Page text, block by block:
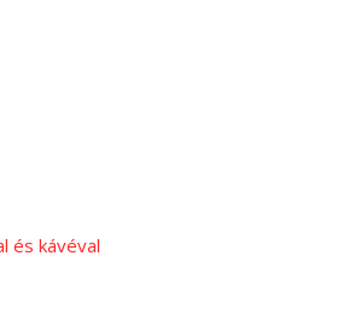
és kávéval